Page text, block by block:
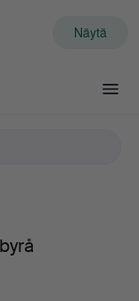
Näytä